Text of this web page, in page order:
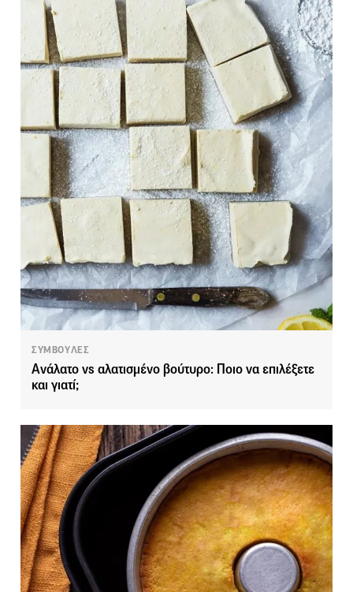
ΣΥΜΒΟΥΛΕΣ
Ανάλατο vs αλατισμένο βούτυρο: Ποιο να επιλέξετε
και γιατί;